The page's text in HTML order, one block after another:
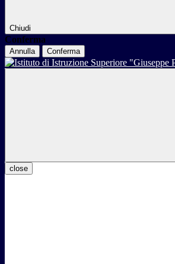
Chiudi
Conferma
Annulla Conferma
close